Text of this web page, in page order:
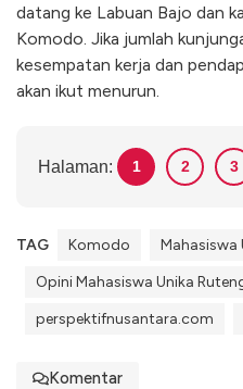
datang ke Labuan Bajo dan
Komodo. Jika jumlah
kesempatan kerja dan
akan ikut menurun.
Halaman: 1 2 3
TAG Komodo
Mahasiswa
Opini Mahasiswa Unika
perspektifnusantara.com
Komentar